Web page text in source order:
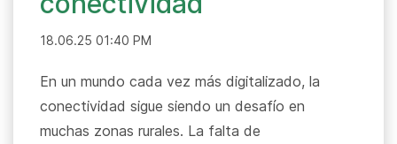
18.06.25 01:40 PM
En un mundo cada vez más digitalizado, la
conectividad sigue siendo un desafío en
muchas zonas rurales. La falta de